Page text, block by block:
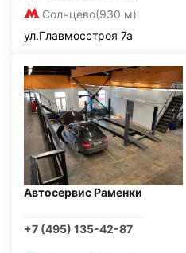
Солнцево(930 м)
ул.Главмосстроя 7а
Автосервис Раменки
+7 (495) 135-42-87